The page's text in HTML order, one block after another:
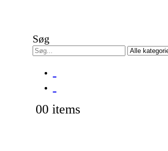
Søg
00 items